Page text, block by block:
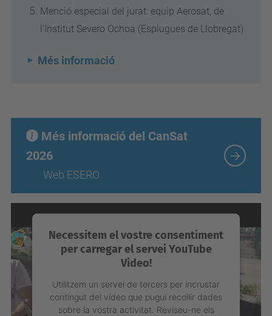
Menció especial del jurat: equip Aerosat, de
l’Institut Severo Ochoa (Esplugues de Llobregat)
Més informació
Més informació del CanSat
2026
Web ESERO
Necessitem el vostre consentiment
per carregar el servei YouTube
Video!
Utilitzem un servei de tercers per incrustar
contingut del vídeo que pugui recollir dades
sobre la vostra activitat. Reviseu-ne els